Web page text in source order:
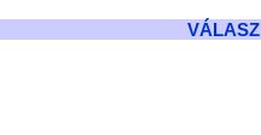
VÁLASZ